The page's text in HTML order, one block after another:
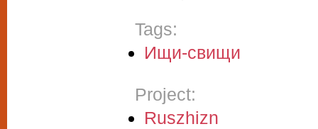
Tags:
Ищи-свищи
Project:
Ruszhizn